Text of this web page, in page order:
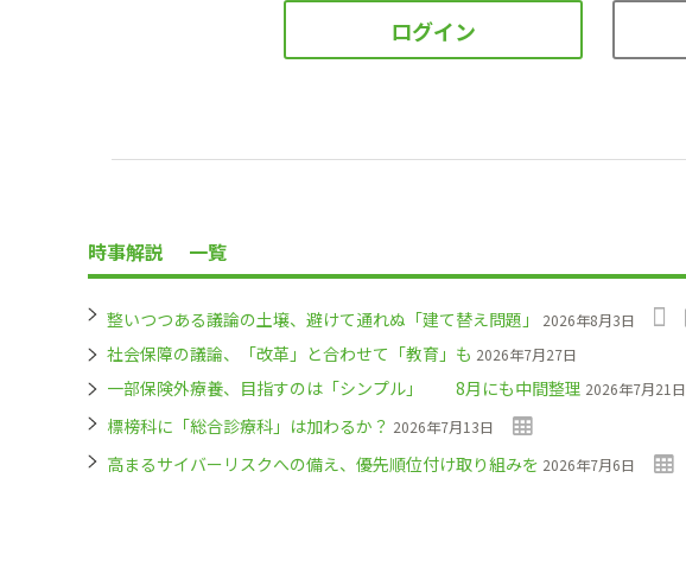
ログイン
時事解説 一覧
整いつつある議論の土壌、避けて通れぬ「建て替え問題」 2026年8月3日
社会保障の議論、「改革」と合わせて「教育」も 2026年7月27日
一部保険外療養、目指すのは「シンプル」 8月にも中間整理 2026年7月21日
標榜科に「総合診療科」は加わるか？ 2026年7月13日
高まるサイバーリスクへの備え、優先順位付け取り組みを 2026年7月6日